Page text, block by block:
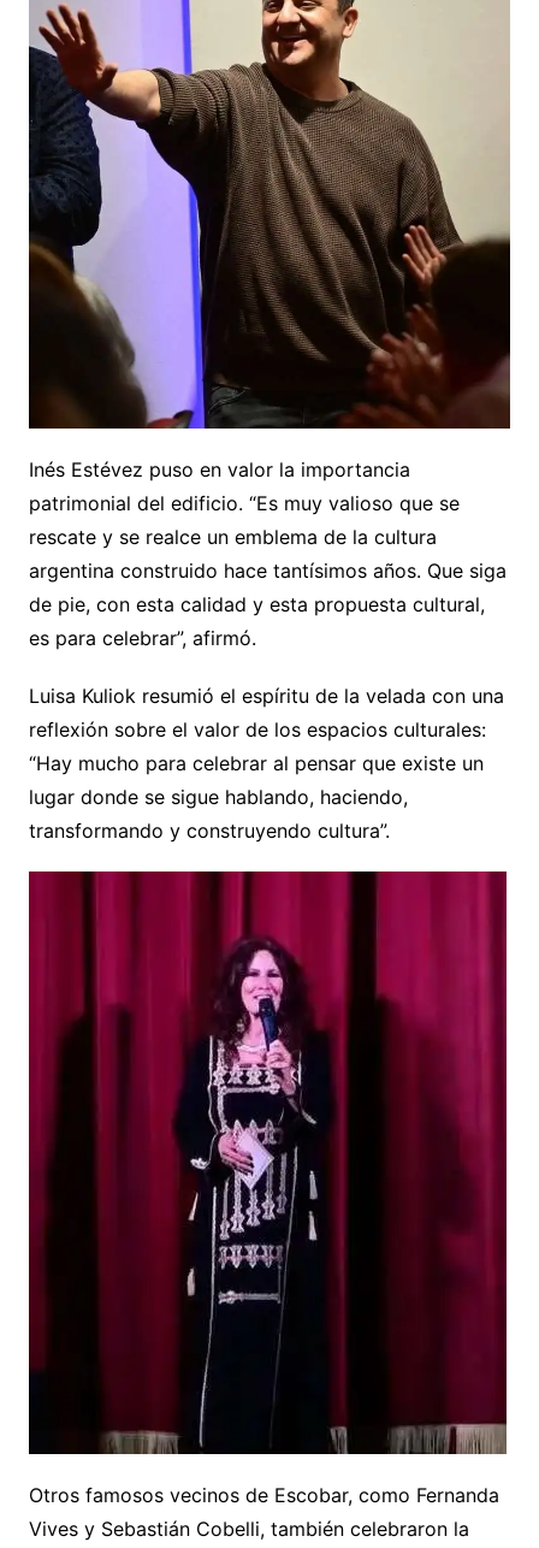
Inés Estévez puso en valor la importancia
patrimonial del edificio. “Es muy valioso que se
rescate y se realce un emblema de la cultura
argentina construido hace tantísimos años. Que siga
de pie, con esta calidad y esta propuesta cultural,
es para celebrar”, afirmó.
Luisa Kuliok resumió el espíritu de la velada con una
reflexión sobre el valor de los espacios culturales:
“Hay mucho para celebrar al pensar que existe un
lugar donde se sigue hablando, haciendo,
transformando y construyendo cultura”.
Otros famosos vecinos de Escobar, como Fernanda
Vives y Sebastián Cobelli, también celebraron la